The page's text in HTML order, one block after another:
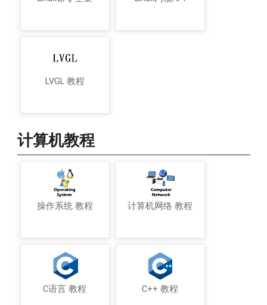
LVGL 教程
计算机教程
操作系统 教程 计算机网络 教程
C语言 教程 C++ 教程